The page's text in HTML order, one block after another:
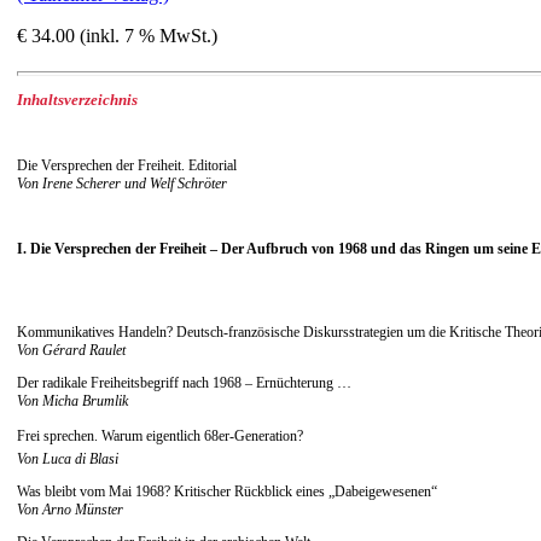
€ 34.00 (inkl. 7 % MwSt.)
Inhaltsverzeichnis
Die Versprechen der Freiheit. Editorial
Von Irene Scherer und Welf Schröter
I. Die Versprechen der Freiheit – Der Aufbruch von 1968 und das Ringen um seine
Kommunikatives Handeln? Deutsch-französische Diskursstrategien um die Kritische
Von Gérard Raulet
Der radikale Freiheitsbegriff nach 1968 – Ernüchterung …
Von Micha Brumlik
Frei sprechen. Warum eigentlich 68er-Generation?
Von Luca di Blasi
Was bleibt vom Mai 1968? Kritischer Rückblick eines „Dabeigewesenen“
Von Arno Münster